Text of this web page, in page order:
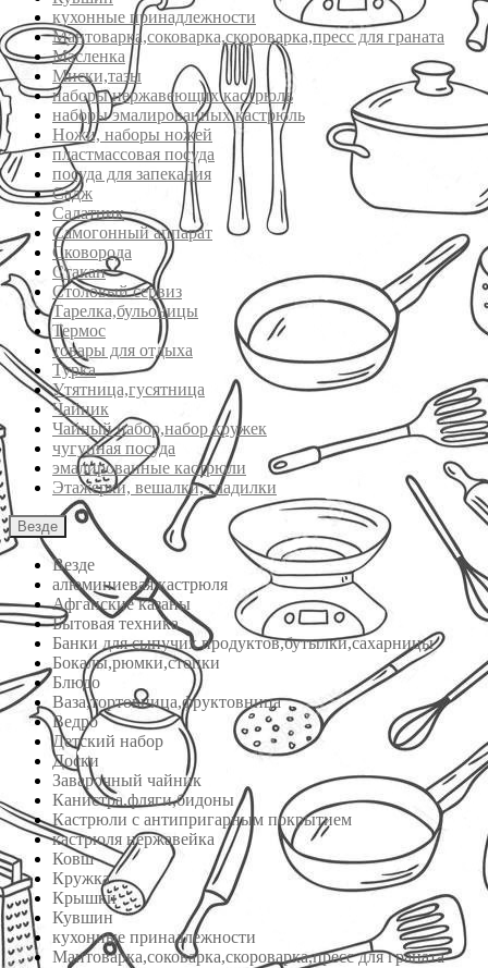
кухонные принадлежности
Мантоварка,соковарка,скороварка,пресс для граната
Масленка
Миски,тазы
наборы нержавеющих кастрюль
наборы эмалированных кастрюль
Ножи, наборы ножей
пластмассовая посуда
посуда для запекания
Садж
Салатник
Самогонный аппарат
Сковорода
Стакан
Столовый сервиз
Тарелка,бульоницы
Термос
товары для отдыха
Турка
Утятница,гусятница
Чайник
Чайный набор,набор кружек
чугунная посуда
эмалированные кастрюли
Этажерки, вешалки, гладилки
Везде
Везде
алюминиевая кастрюля
Афганские казаны
Бытовая техника
Банки для сыпучих продуктов,бутылки,сахарницы
Бокалы,рюмки,стопки
Блюдо
Ваза,тортовница,фруктовница
Ведро
Детский набор
Доски
Заварочный чайник
Канистра,фляги,бидоны
Кастрюли с антипригарным покрытием
кастрюля нержавейка
Ковш
Кружка
Крышки
Кувшин
кухонные принадлежности
Мантоварка,соковарка,скороварка,пресс для граната